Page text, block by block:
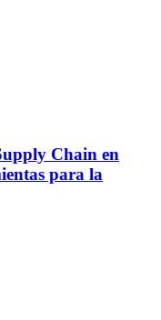
Chain en
para la